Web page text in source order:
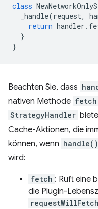
class
_handle(request,
return handler .
}
}
Beachten Sie, dass
nativen Methode fetch
StrategyHandler
Cache-Aktionen, die
können, wenn handle()
wird:
fetch : Ruft eine
die Plugin-